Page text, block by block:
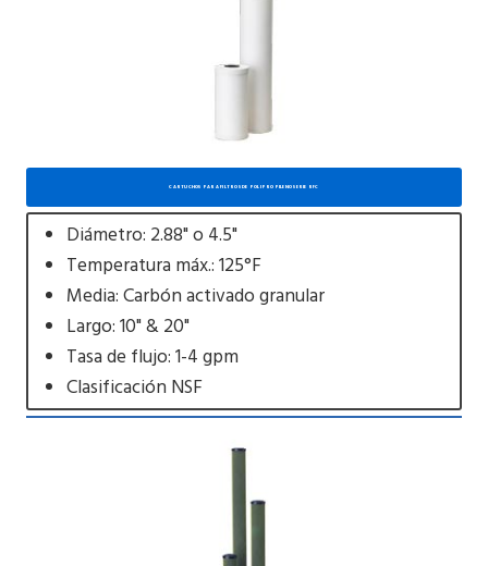
CARTUCHOS PARA FILTROS DE POLIPROPILENO SERIE RFC
Diámetro: 2.88" o 4.5"
Temperatura máx.: 125°F
Media: Carbón activado granular
Largo: 10" & 20"
Tasa de flujo: 1-4 gpm
Clasificación NSF